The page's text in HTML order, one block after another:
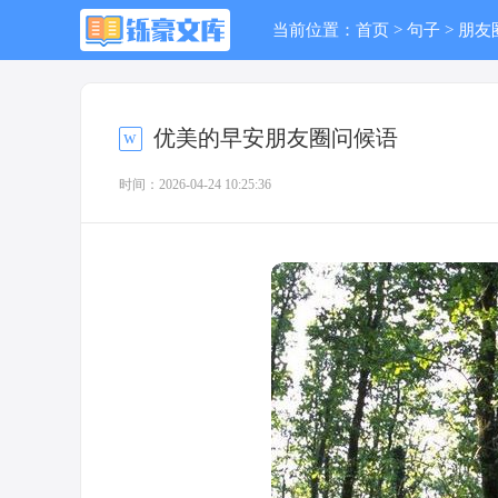
当前位置： 首页 > 句子 > 朋友
优美的早安朋友圈问候语
时间：2026-04-24 10:25:36